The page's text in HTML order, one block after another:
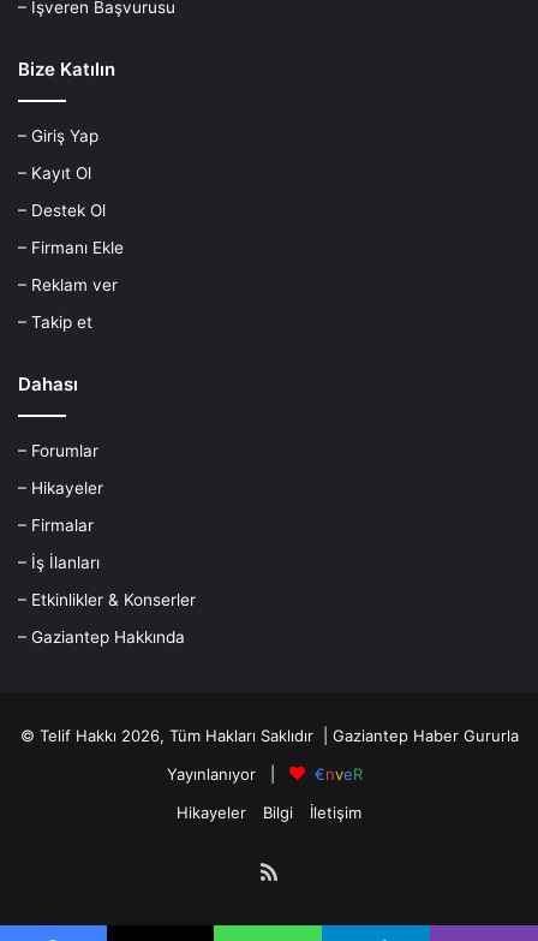
– İşveren Başvurusu
Bize Katılın
– Giriş Yap
– Kayıt Ol
– Destek Ol
– Firmanı Ekle
– Reklam ver
– Takip et
Dahası
– Forumlar
– Hikayeler
– Firmalar
– İş İlanları
– Etkinlikler & Konserler
– Gaziantep Hakkında
© Telif Hakkı 2026, Tüm Hakları Saklıdır | Gaziantep HaberGururla
Yayınlanıyor |
€nveR
Hikayeler
Bilgi İletişim